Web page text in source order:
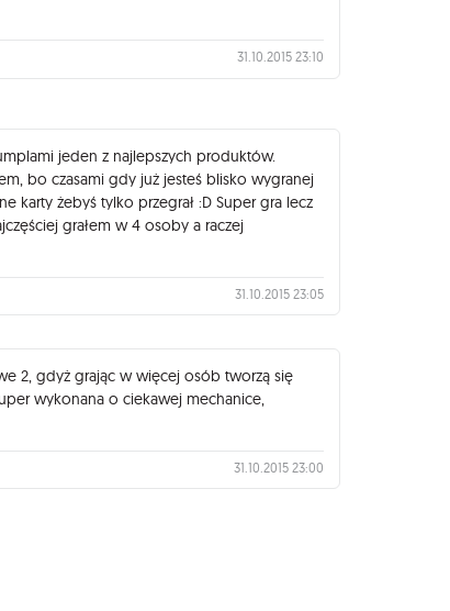
31.10.2015 23:10
jeden z najlepszych produktów.
bo czasami gdy już jesteś blisko wygranej
karty żebyś tylko przegrał :D Super gra lecz
grałem w 4 osoby a raczej
31.10.2015 23:05
2, gdyż grając w więcej osób tworzą się
wykonana o ciekawej mechanice,
31.10.2015 23:00